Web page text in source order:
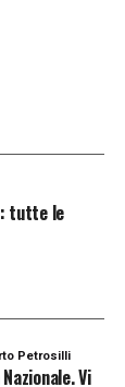
tutte le
Petrosilli
Vi